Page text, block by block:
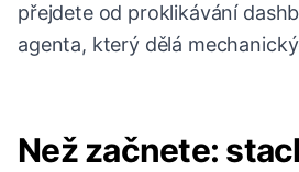
přejdete od proklikávání
agenta, který dělá
Než začnete: